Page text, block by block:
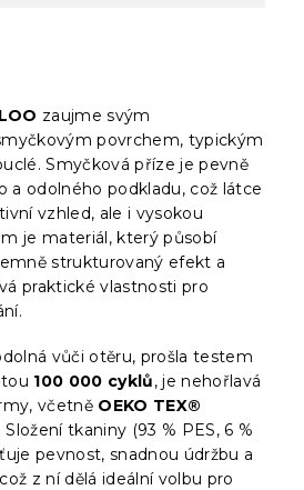
zaujme svým
povrchem, typickým
Smyčková příze je pevně
a odolného podkladu, což látce
vzhled, ale i vysokou
je materiál, který působí
strukturovaný efekt a
praktické vlastnosti pro
vůči otěru, prošla testem
100 000 cyklů, je nehořlavá
včetně OEKO TEX®
. Složení tkaniny (93 % PES, 6 %
pevnost, snadnou údržbu a
z ní dělá ideální volbu pro